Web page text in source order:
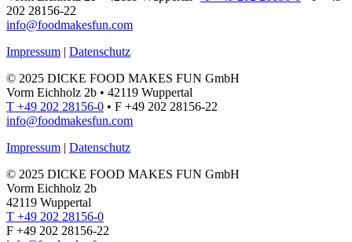
202 28156-22
info@foodmakesfun.com
Impressum | Datenschutz
© 2025 DICKE FOOD MAKES FUN GmbH
Vorm Eichholz 2b • 42119 Wuppertal
T +49 202 28156-0 • F +49 202 28156-22
info@foodmakesfun.com
Impressum | Datenschutz
© 2025 DICKE FOOD MAKES FUN GmbH
Vorm Eichholz 2b
42119 Wuppertal
T +49 202 28156-0
F +49 202 28156-22